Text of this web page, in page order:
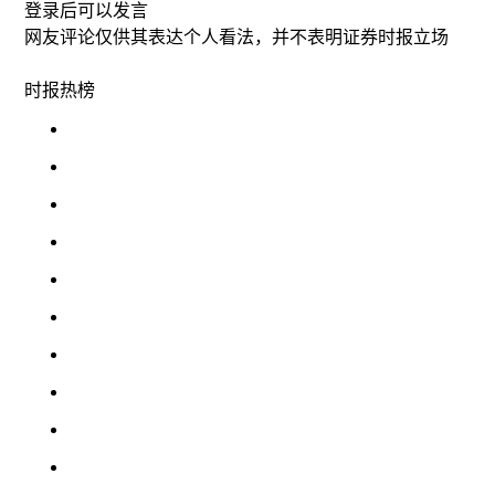
登录后可以发言
网友评论仅供其表达个人看法，并不表明证券时报立场
时报热榜